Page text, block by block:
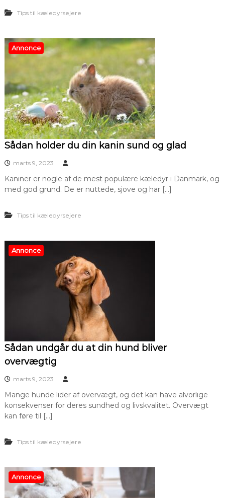
Tips til kæledyrsejere
Annonce
Sådan holder du din kanin sund og glad
marts 9, 2023
Kaniner er nogle af de mest populære kæledyr i Danmark, og
med god grund. De er nuttede, sjove og har […]
Tips til kæledyrsejere
Annonce
Sådan undgår du at din hund bliver
overvægtig
marts 9, 2023
Mange hunde lider af overvægt, og det kan have alvorlige
konsekvenser for deres sundhed og livskvalitet. Overvægt
kan føre til […]
Tips til kæledyrsejere
Annonce